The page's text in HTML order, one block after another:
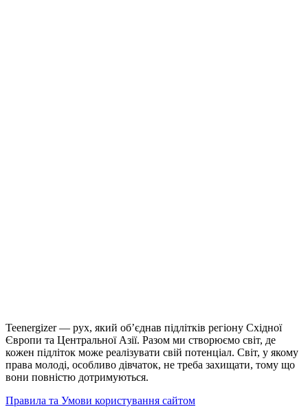
Teenergizer — рух, який об’єднав підлітків регіону Східної
Європи та Центральної Азії. Разом ми створюємо світ, де
кожен підліток може реалізувати свій потенціал. Світ, у якому
права молоді, особливо дівчаток, не треба захищати, тому що
вони повністю дотримуються.
Правила та Умови користування сайтом